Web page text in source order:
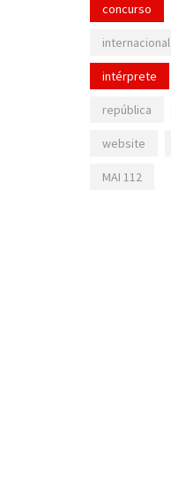
concurso
internacional
intérprete
república
website
MAI 112